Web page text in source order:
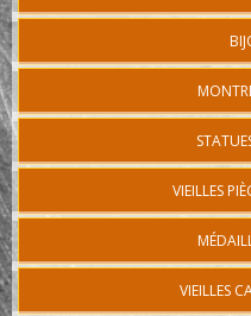
VIEILLES
VIEILLES